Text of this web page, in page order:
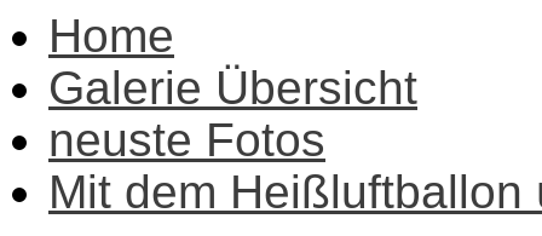
Home
Galerie Übersicht
neuste Fotos
Mit dem Heißluftballon